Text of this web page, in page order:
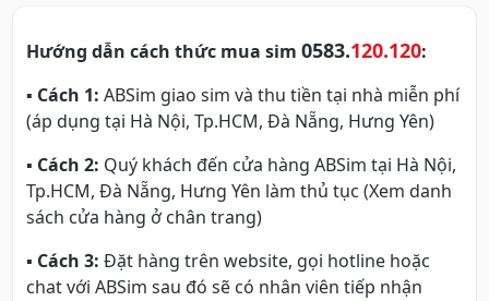
Hướng dẫn cách thức mua sim 0583.120.120:
▪ Cách 1: ABSim giao sim và thu tiền tại nhà miễn phí
(áp dụng tại Hà Nội, Tp.HCM, Đà Nẵng, Hưng Yên)
▪ Cách 2: Quý khách đến cửa hàng ABSim tại Hà Nội,
Tp.HCM, Đà Nẵng, Hưng Yên làm thủ tục (Xem danh
sách cửa hàng ở chân trang)
▪ Cách 3: Đặt hàng trên website, gọi hotline hoặc
chat với ABSim sau đó sẽ có nhân viên tiếp nhận